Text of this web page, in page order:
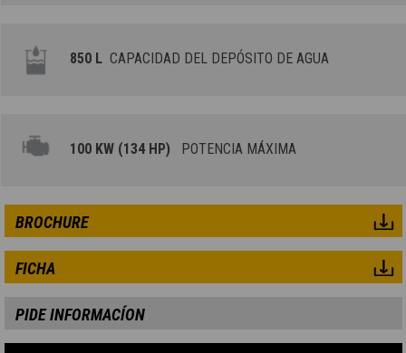
850 L CAPACIDAD DEL DEPÓSITO DE AGUA
100 KW (134 HP) POTENCIA MÁXIMA
BROCHURE
FICHA
PIDE INFORMACÍON